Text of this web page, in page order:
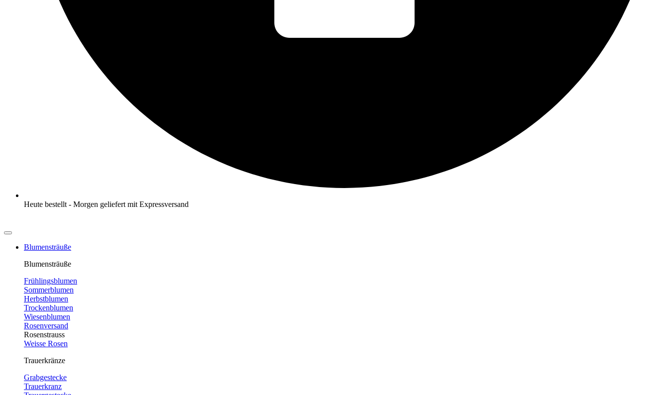
Heute bestellt - Morgen geliefert mit Expressversand
Blumensträuße
Blumensträuße
Frühlingsblumen
Sommerblumen
Herbstblumen
Trockenblumen
Wiesenblumen
Rosenversand
Rosenstrauss
Weisse Rosen
Trauerkränze
Grabgestecke
Trauerkranz